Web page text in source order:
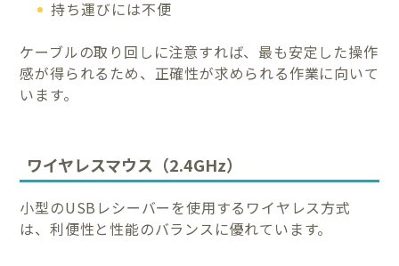
持ち運びには不便
ケーブルの取り回しに注意すれば、最も安定した操作
感が得られるため、正確性が求められる作業に向いて
います。
ワイヤレスマウス（2.4GHz）
小型のUSBレシーバーを使用するワイヤレス方式
は、利便性と性能のバランスに優れています。